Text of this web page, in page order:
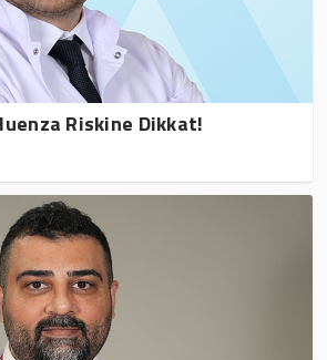
Riskine Dikkat!